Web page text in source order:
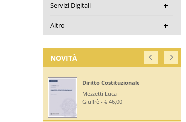
Servizi Digitali
Altro
NOVITÀ
Diritto Costituzionale
Mezzetti Luca
Giuffrè - € 46,00